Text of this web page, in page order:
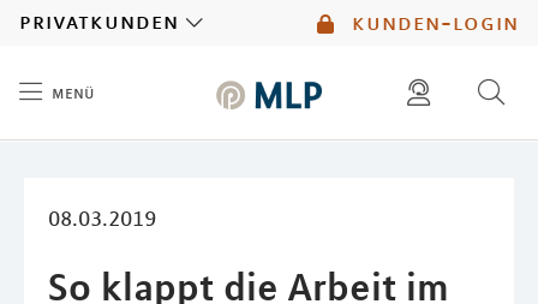
kunden-login
privatkunden
menü
08.03.2019
So klappt die Arbeit im